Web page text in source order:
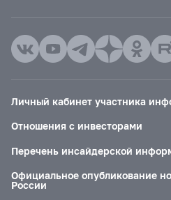
Личный кабинет участника
Отношения с инвесторами
Перечень инсайдерской
Официальное опубликование
России